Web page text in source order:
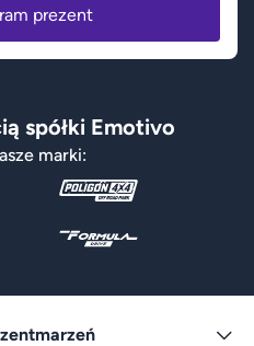
prezent
spółki Emotivo
marki: